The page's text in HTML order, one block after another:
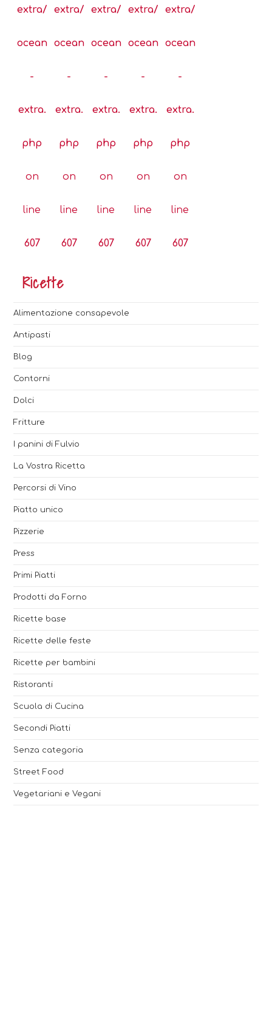
extra/
ocean
-
extra.
php
on
line
607
extra/
ocean
-
extra.
php
on
line
607
extra/
ocean
-
extra.
php
on
line
607
extra/
ocean
-
extra.
php
on
line
607
extra/
ocean
-
extra.
php
on
line
607
Ricette
Alimentazione consapevole
Antipasti
Blog
Contorni
Dolci
Fritture
I panini di Fulvio
La Vostra Ricetta
Percorsi di Vino
Piatto unico
Pizzerie
Press
Primi Piatti
Prodotti da Forno
Ricette base
Ricette delle feste
Ricette per bambini
Ristoranti
Scuola di Cucina
Secondi Piatti
Senza categoria
Street Food
Vegetariani e Vegani